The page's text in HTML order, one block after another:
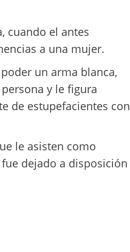
cuando el antes
a una mujer.
un arma blanca,
y le figura
de estupefacientes con
le asisten como
dejado a disposición